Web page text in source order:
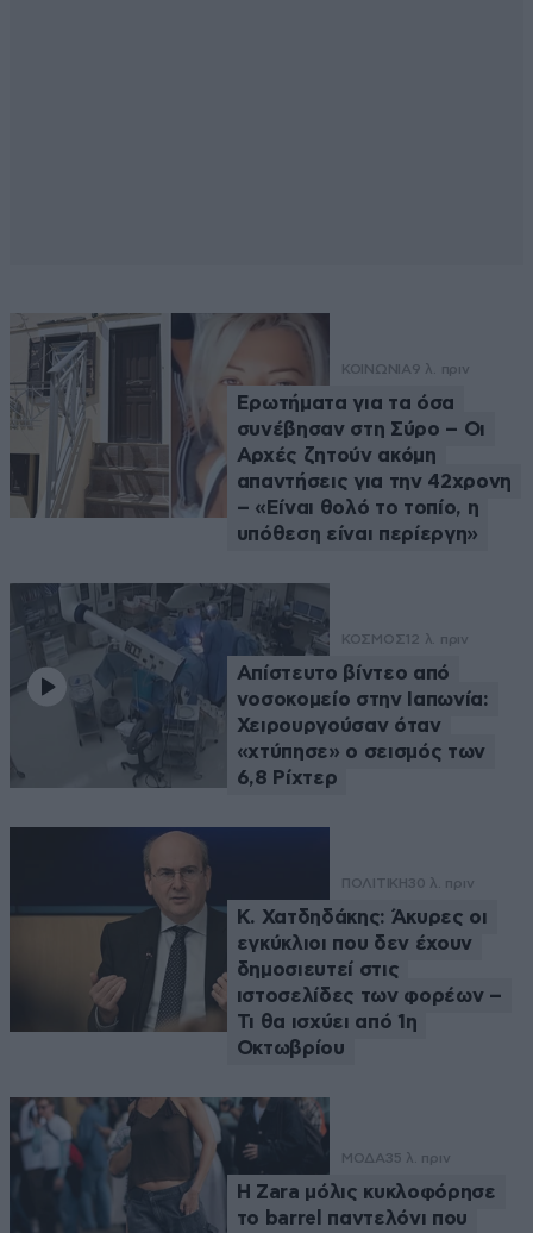
ΚΟΙΝΩΝΙΑ9 λ. πριν
Ερωτήματα για τα όσα
συνέβησαν στη Σύρο – Οι
Αρχές ζητούν ακόμη
απαντήσεις για την 42χρονη
– «Είναι θολό το τοπίο, η
υπόθεση είναι περίεργη»
ΚΟΣΜΟΣ 12 λ. πριν
Απίστευτο βίντεο από
νοσοκομείο στην Ιαπωνία:
Χειρουργούσαν όταν
«χτύπησε» ο σεισμός των
6,8 Ρίχτερ
ΠΟΛΙΤΙΚΗ30 λ. πριν
Κ. Χατδηδάκης: Άκυρες οι
εγκύκλιοι που δεν έχουν
δημοσιευτεί στις
ιστοσελίδες των φορέων –
Τι θα ισχύει από 1η
Οκτωβρίου
ΜΟΔΑ35 λ. πριν
Η Zara μόλις κυκλοφόρησε
το barrel παντελόνι που